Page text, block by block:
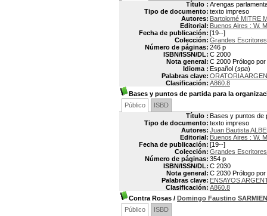
Título : Arengas
Tipo de documento: texto impreso
Autores: Bartolomé MITRE
Editorial: Buenos Aires : W.
Fecha de publicación: [19--]
Colección: Grandes
Número de páginas: 246 p
ISBN/ISSN/DL: C 2000
Nota general: C 2000 Prólogo
Idioma : Español (spa)
Palabras clave: ORATORIA
Clasificación: A860.8
Bases y puntos de partida para la
Público
ISBD
Título : Bases y puntos de
Tipo de documento: texto impreso
Autores: Juan Bautista
Editorial: Buenos Aires : W.
Fecha de publicación: [19--]
Colección: Grandes
Número de páginas: 354 p
ISBN/ISSN/DL: C 2030
Nota general: C 2030 Prólogo
Palabras clave: ENSAYOS
Clasificación: A860.8
Contra Rosas / Domingo Faustino
Público
ISBD